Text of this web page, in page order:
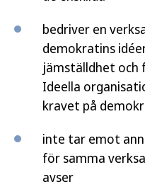
bedriver en
demokratins
jämställdhet och
Ideella
kravet på
inte tar emot
för samma
avser